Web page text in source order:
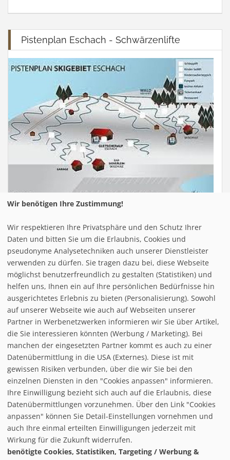
Pistenplan Eschach - Schwärzenlifte
Infrastuktur Eschach - Schwärzenlifte
Loipe/Langlauf:
Snow tubing:
Eislaufen:
Rodelbahn:
Nachtrodeln:
Hallenbad:
follow us on facebook
Home
Datenschutzerklärung
Impressum
Cookie Management
Wir benötigen Ihre Zustimmung!
Wir respektieren Ihre Privatsphäre und den Schutz Ihrer
Daten und bitten Sie um die Erlaubnis, Cookies und
pseudonyme Analysetechniken auch unserer Dienstleister
verwenden zu dürfen. Sie tragen dazu bei, diese Webseite
möglichst benutzerfreundlich zu gestalten (Statistiken) und
helfen uns, Ihnen ein auf Ihre persönlichen Bedürfnisse hin
ausgerichtetes Erlebnis zu bieten (Personalisierung). Sowohl
auf unserer Webseite wie auch auf Webseiten unserer
Partner in Werbenetzwerken informieren wir Sie über Artikel,
die Sie interessieren könnten (Werbung / Marketing). Bei
manchen der eingesetzten Partner kommt es auch zu einer
Datenübermittlung in die USA (Externes). Diese ist mit
gewissen Risiken verbunden, über die wir Sie bei den
einzelnen Diensten in den "Cookies anpassen" informieren.
Ihre Einwilligung bezieht sich auch auf die Erlaubnis, diese
Datenübermittlungen vorzunehmen. Über den Link "Cookies
anpassen" können Sie Detail-Einstellungen vornehmen und
auch Ihre einmal erteilten Einwilligungen jederzeit mit
Wirkung für die Zukunft widerrufen.
benötigte Cookies, Statistiken, Targeting / Werbung &